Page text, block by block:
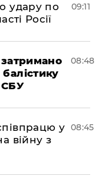
удару по
Росії
09:11
СБУ
08:48
у
війну з
08:45